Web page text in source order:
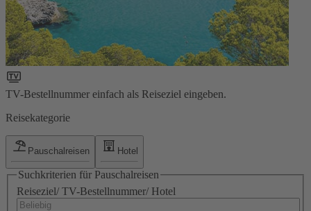
TV-Bestellnummer einfach als Reiseziel eingeben.
Reisekategorie
Pauschalreisen Hotel
Suchkriterien für Pauschalreisen
Reiseziel/ TV-Bestellnummer/ Hotel